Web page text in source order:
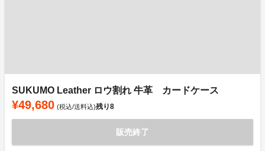
SUKUMO Leather ロウ割れ 牛革 カードケース
¥49,680 (税込/送料込)残り8
販売終了